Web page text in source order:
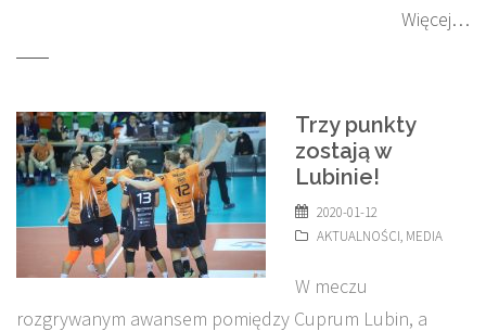
Więcej…
Trzy punkty
zostają w
Lubinie!
2020-01-12
AKTUALNOŚCI, MEDIA
W meczu
rozgrywanym awansem pomiędzy Cuprum Lubin, a